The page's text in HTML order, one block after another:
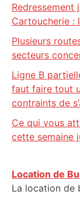
Redressement
Cartoucherie :
Plusieurs
secteurs
Ligne B
faut faire tout
contraints de
Ce qui vous
cette semaine
Location de
La location de